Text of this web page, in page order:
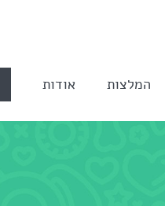
המלצות אודות